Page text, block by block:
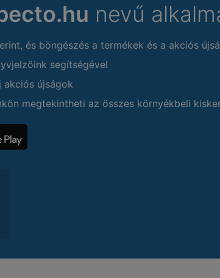
nevű
és böngészés a termékek és a akciós
segítségével
akciós újságok
megtekintheti az összes környékbeli